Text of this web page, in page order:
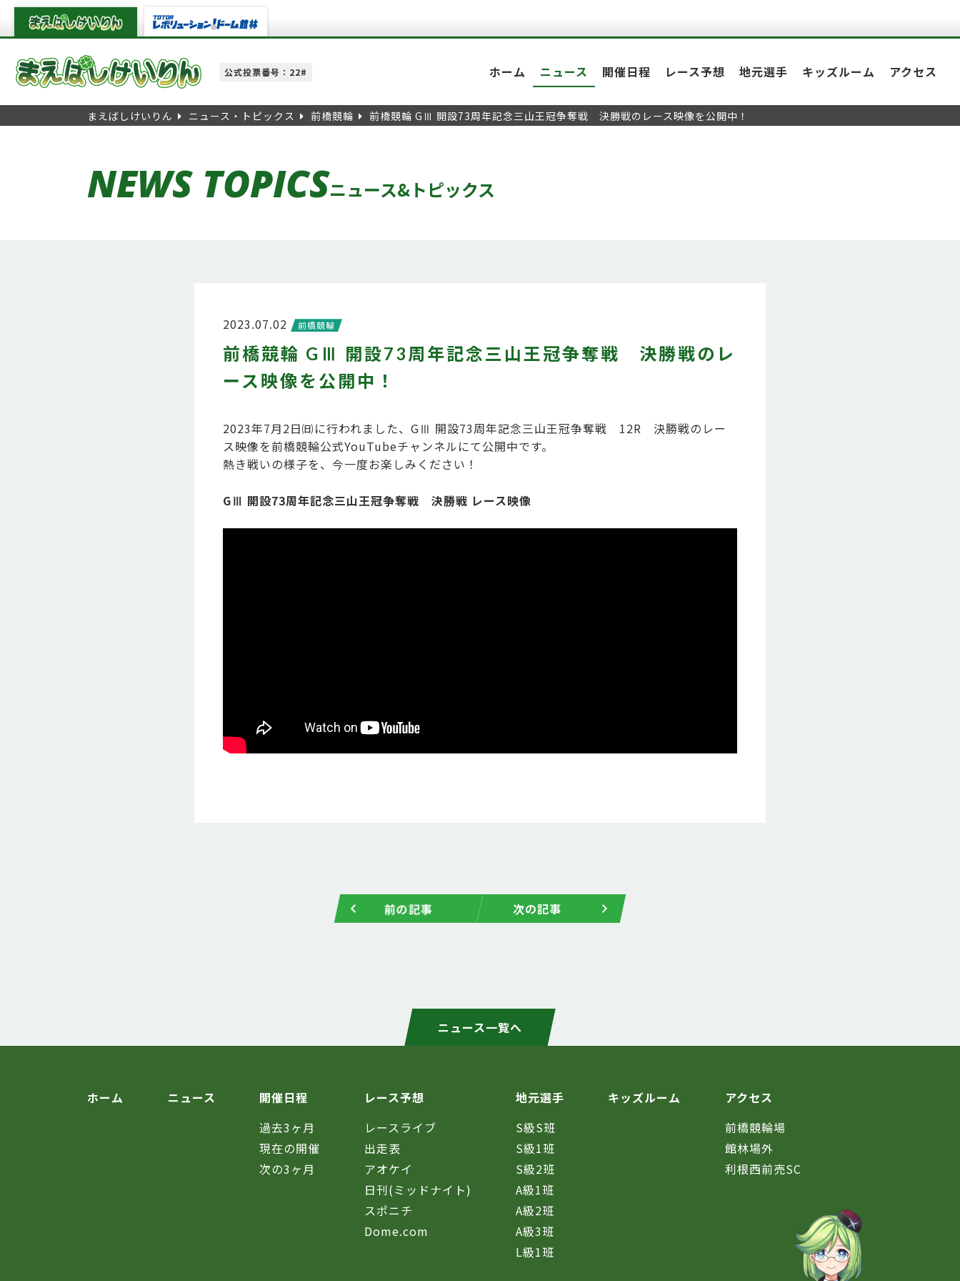
公式投票番号：22# ホーム ニュース 開催日程 レース予想 地元選手 キッズルーム アクセス
まえばしけいりん ニュース・トピックス 前橋競輪 前橋競輪 GⅢ 開設73周年記念三山王冠争奪戦 決勝戦のレース映像を公開中！
NEWS TOPICSニュース&トピックス
2023.07.02 前橋競輪
前橋競輪 GⅢ 開設73周年記念三山王冠争奪戦 決勝戦のレ
ース映像を公開中！
2023年7月2日㈰に行われました、GⅢ 開設73周年記念三山王冠争奪戦 12R 決勝戦のレー
ス映像を前橋競輪公式YouTubeチャンネルにて公開中です。
熱き戦いの様子を、今一度お楽しみください！
GⅢ 開設73周年記念三山王冠争奪戦 決勝戦 レース映像
前の記事 次の記事
ニュース一覧へ
ホーム ニュース
開催日程
過去3ヶ月
現在の開催
次の3ヶ月
レース予想
レースライブ
出走表
アオケイ
日刊(ミッドナイト)
スポニチ
Dome.com
地元選手
S級S班
S級1班
S級2班
A級1班
A級2班
A級3班
L級1班
キッズルーム
アクセス
前橋競輪場
館林場外
利根西前売SC